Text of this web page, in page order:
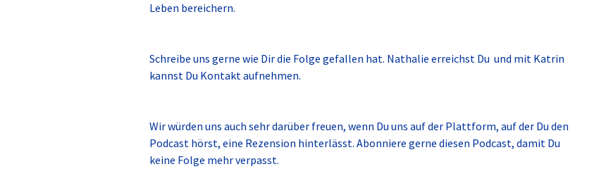
Leben bereichern.
Schreibe uns gerne wie Dir die Folge gefallen hat. Nathalie erreichst Du und mit Katrin
kannst Du Kontakt aufnehmen.
Wir würden uns auch sehr darüber freuen, wenn Du uns auf der Plattform, auf der Du den
Podcast hörst, eine Rezension hinterlässt. Abonniere gerne diesen Podcast, damit Du
keine Folge mehr verpasst.